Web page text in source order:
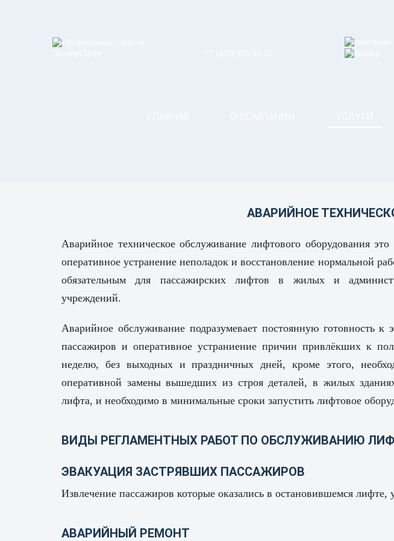
АВАРИЙНОЕ
Аварийное техническое обслуживание лифтового оборудования
оперативное устранение неполадок и восстановление нормальной
обязательным для пассажирских лифтов в жилых и
учреждений.
Аварийное обслуживание подразумевает постоянную готовность к
пассажиров и оперативное устраниение причин привлёкших к
неделю, без выходных и праздничных дней, кроме этого,
оперативной замены вышедших из строя деталей, в жилых
лифта, и необходимо в минимальные сроки запустить лифтовое
ВИДЫ РЕГЛАМЕНТНЫХ РАБОТ ПО ОБСЛУЖИВАНИЮ
ЭВАКУАЦИЯ ЗАСТРЯВШИХ ПАССАЖИРОВ
Извлечение пассажиров которые оказались в остановившемся
АВАРИЙНЫЙ РЕМОНТ